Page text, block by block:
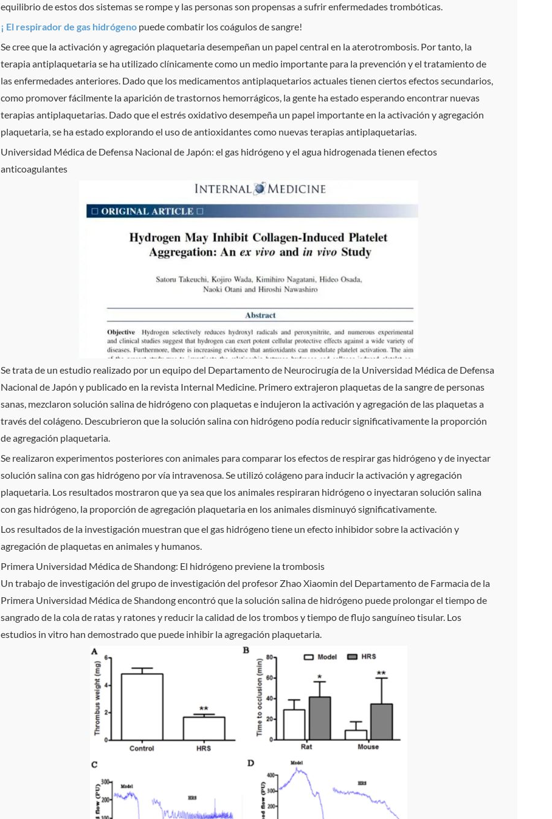
equilibrio de estos dos sistemas se rompe y las personas son propensas a sufrir enfermedades trombóticas.
¡ El respirador de gas hidrógeno puede combatir los coágulos de sangre!
Se cree que la activación y agregación plaquetaria desempeñan un papel central en la aterotrombosis. Por tanto, la
terapia antiplaquetaria se ha utilizado clínicamente como un medio importante para la prevención y el tratamiento de
las enfermedades anteriores. Dado que los medicamentos antiplaquetarios actuales tienen ciertos efectos secundarios,
como promover fácilmente la aparición de trastornos hemorrágicos, la gente ha estado esperando encontrar nuevas
terapias antiplaquetarias. Dado que el estrés oxidativo desempeña un papel importante en la activación y agregación
plaquetaria, se ha estado explorando el uso de antioxidantes como nuevas terapias antiplaquetarias.
Universidad Médica de Defensa Nacional de Japón: el gas hidrógeno y el agua hidrogenada tienen efectos
anticoagulantes
Se trata de un estudio realizado por un equipo del Departamento de Neurocirugía de la Universidad Médica de Defensa
Nacional de Japón y publicado en la revista Internal Medicine. Primero extrajeron plaquetas de la sangre de personas
sanas, mezclaron solución salina de hidrógeno con plaquetas e indujeron la activación y agregación de las plaquetas a
través del colágeno. Descubrieron que la solución salina con hidrógeno podía reducir significativamente la proporción
de agregación plaquetaria.
Se realizaron experimentos posteriores con animales para comparar los efectos de respirar gas hidrógeno y de inyectar
solución salina con gas hidrógeno por vía intravenosa. Se utilizó colágeno para inducir la activación y agregación
plaquetaria. Los resultados mostraron que ya sea que los animales respiraran hidrógeno o inyectaran solución salina
con gas hidrógeno, la proporción de agregación plaquetaria en los animales disminuyó significativamente.
Los resultados de la investigación muestran que el gas hidrógeno tiene un efecto inhibidor sobre la activación y
agregación de plaquetas en animales y humanos.
Primera Universidad Médica de Shandong: El hidrógeno previene la trombosis
Un trabajo de investigación del grupo de investigación del profesor Zhao Xiaomin del Departamento de Farmacia de la
Primera Universidad Médica de Shandong encontró que la solución salina de hidrógeno puede prolongar el tiempo de
sangrado de la cola de ratas y ratones y reducir la calidad de los trombos y tiempo de flujo sanguíneo tisular. Los
estudios in vitro han demostrado que puede inhibir la agregación plaquetaria.